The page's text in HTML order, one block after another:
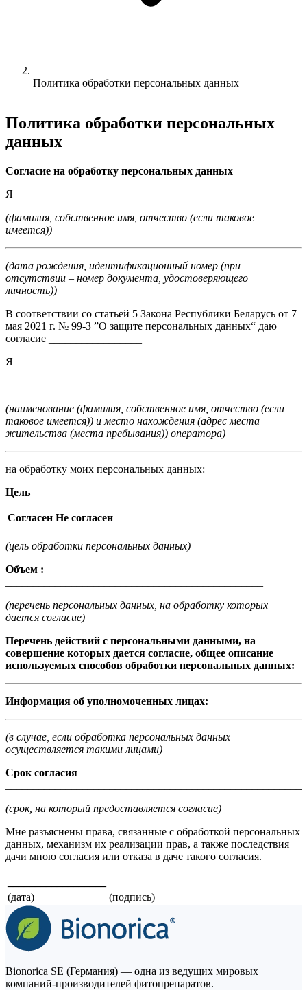
Политика обработки персональных данных
Политика обработки персональных
данных
Согласие на обработку персональных данных
Я
(фамилия, собственное имя, отчество (если таковое
имеется))
(дата рождения, идентификационный номер (при
отсутствии – номер документа, удостоверяющего
личность))
В соответствии со статьей 5 Закона Республики Беларусь от 7
мая 2021 г. № 99-З ”О защите персональных данных“ даю
согласие _________________
Я
(наименование (фамилия, собственное имя, отчество (если
таковое имеется)) и место нахождения (адрес места
жительства (места пребывания)) оператора)
на обработку моих персональных данных:
Цель
Согласен Не согласен
(цель обработки персональных данных)
Объем :
(перечень персональных данных, на обработку которых
дается согласие)
Перечень действий с персональными данными, на
совершение которых дается согласие, общее описание
используемых способов обработки персональных данных:
Информация об уполномоченных лицах:
(в случае, если обработка персональных данных
осуществляется такими лицами)
Срок согласия
(срок, на который предоставляется согласие)
Мне разъяснены права, связанные с обработкой персональных
данных, механизм их реализации прав, а также последствия
дачи мною согласия или отказа в даче такого согласия.
(дата)
(подпись)
Bionorica SE (Германия) — одна из ведущих мировых
компаний-производителей фитопрепаратов.